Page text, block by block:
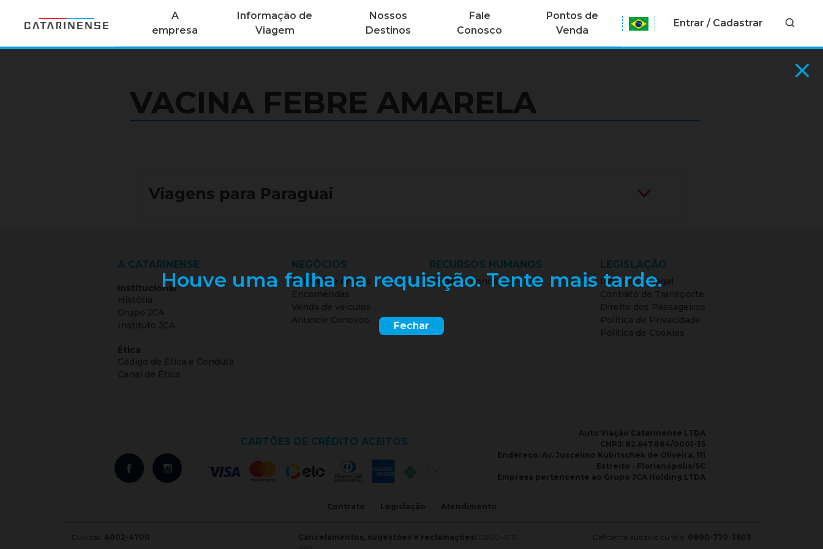
A
empresa
Informação de
Viagem
Nossos
Destinos
Fale
Conosco
Pontos de
Venda
Entrar / Cadastrar
VACINA FEBRE AMARELA
Viagens para Paraguai
A CATARINENSE
Institucional
História
Grupo JCA
Instituto JCA
Ética
Código de Ética e Conduta
Canal de Ética
NEGÓCIOS
Aluguel de ônibus
Encomendas
Venda de veículos
Anuncie Conosco
RECURSOS HUMANOS
Trabalhe conosco
LEGISLAÇÃO
Informação legal
Contrato de Transporte
Direito dos Passageiros
Política de Privacidade
Política de Cookies
CARTÕES DE CRÉDITO ACEITOS
Auto Viação Catarinense LTDA
CNPJ: 82.647.884/0001-35
Endereço: Av. Juscelino Kubitschek de Oliveira, 111
Estreito - Florianópolis/SC
Empresa pertencente ao Grupo JCA Holding LTDA
Contrato Legislação Atendimento
Dúvidas: 4002-4700 Cancelamentos, sugestões e reclamações:
0800-470-
Deficiente auditivo ou fala 0800-770-3603
Houve uma falha na requisição. Tente mais tarde.
Fechar